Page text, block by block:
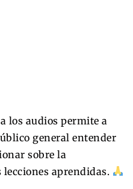
los audios permite a
general entender
sobre la
aprendidas.